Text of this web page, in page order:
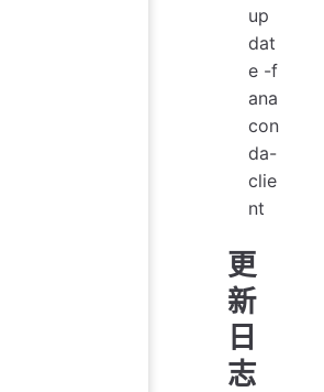
up
dat
e -f
ana
con
da-
clie
nt
更
新
日
志